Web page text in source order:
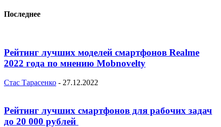
Последнее
Рейтинг лучших моделей смартфонов Realme
2022 года по мнению Mobnovelty
Стас Тарасенко - 27.12.2022
Рейтинг лучших смартфонов для рабочих задач
до 20 000 рублей